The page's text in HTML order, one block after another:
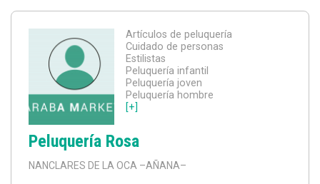
Artículos de peluquería
Cuidado de personas
Estilistas
Peluquería infantil
Peluquería joven
Peluquería hombre
[+]
Peluquería Rosa
NANCLARES DE LA OCA –AÑANA–